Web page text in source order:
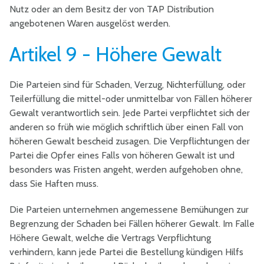
Nutz oder an dem Besitz der von TAP Distribution
angebotenen Waren ausgelöst werden.
Artikel 9 - Höhere Gewalt
Die Parteien sind für Schaden, Verzug, Nichterfüllung, oder
Teilerfüllung die mittel-oder unmittelbar von Fällen höherer
Gewalt verantwortlich sein. Jede Partei verpflichtet sich der
anderen so früh wie möglich schriftlich über einen Fall von
höheren Gewalt bescheid zusagen. Die Verpflichtungen der
Partei die Opfer eines Falls von höheren Gewalt ist und
besonders was Fristen angeht, werden aufgehoben ohne,
dass Sie Haften muss.
Die Parteien unternehmen angemessene Bemühungen zur
Begrenzung der Schaden bei Fällen höherer Gewalt. Im Falle
Höhere Gewalt, welche die Vertrags Verpflichtung
verhindern, kann jede Partei die Bestellung kündigen Hilfs